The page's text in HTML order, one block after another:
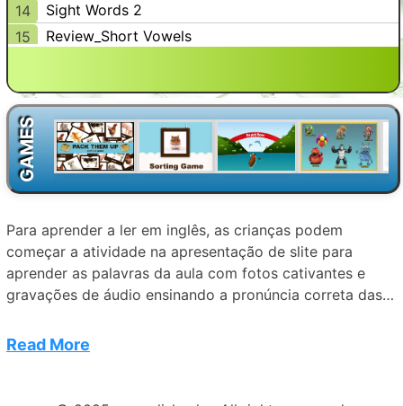
14
Sight Words 2
15
Review_Short Vowels
17
Digraphs: ck
18
Long a, e: Final e Rule
19
Sight Words 3
20
Review_Cumulative 1
21
Digraphs: ch
23
Digraphs: sh
24
Long o: Final e Rule
25
Digraphs: th
27
Digraphs: wh
Long u: Final e Rule
GAMES
Para aprender a ler em inglês, as crianças podem
começar a atividade na apresentação de slite para
aprender as palavras da aula com fotos cativantes e
gravações de áudio ensinando a pronúncia correta das
“Correspondência” para exercitar as definições das
escrever as palavras corretamente. A análise detalhada
Read More